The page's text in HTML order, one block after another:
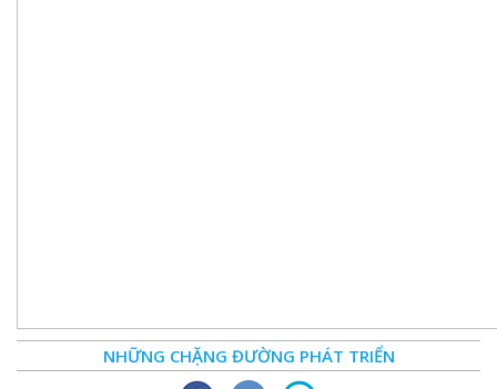
NHỮNG CHẶNG ĐƯỜNG PHÁT TRIỂN